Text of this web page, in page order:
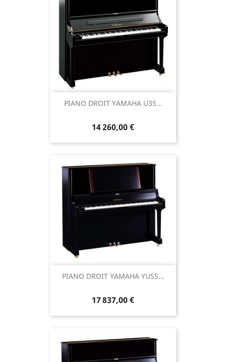
PIANO DROIT YAMAHA U3S...
14 260,00 €
PIANO DROIT YAMAHA YUS5...
17 837,00 €